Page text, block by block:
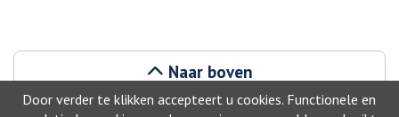
Door verder te klikken accepteert u cookies. Functionele en
Naar boven